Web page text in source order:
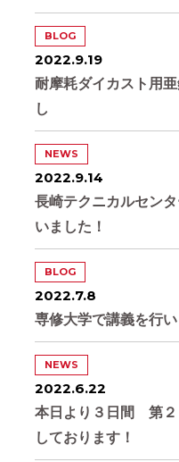
BLOG
2022.9.19
耐摩耗ダイカスト用
し
NEWS
2022.9.14
長崎テクニカルセン
いました！
BLOG
2022.7.8
専修大学で講義を行い
NEWS
2022.6.22
本日より３日間 第
しております！